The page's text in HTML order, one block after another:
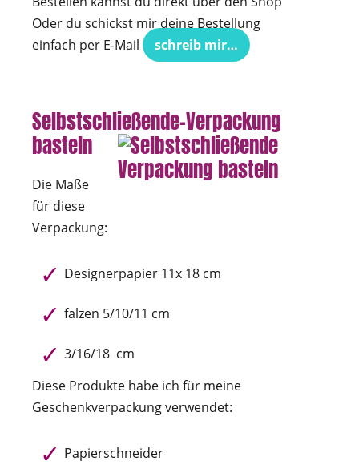
Oder du schickst mir deine Bestellung
einfach per E-Mail
schreib mir…
Selbstschließende-Verpackung
basteln
Die Maße
für diese
Verpackung:
Designerpapier 11x 18 cm
falzen 5/10/11 cm
3/16/18 cm
Diese Produkte habe ich für meine
Geschenkverpackung verwendet:
Papierschneider